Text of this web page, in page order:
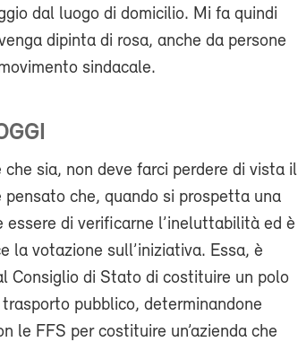
dal luogo di domicilio. Mi fa quindi
dipinta di rosa, anche da persone
sindacale.
sia, non deve farci perdere di vista il
che, quando si prospetta una
di verificarne l’ineluttabilità ed è
la votazione sull’iniziativa. Essa, è
Consiglio di Stato di costituire un polo
pubblico, determinandone
le FFS per costituire un’azienda che